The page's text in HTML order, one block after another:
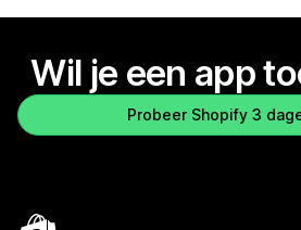
Wil je een app
Probeer Shopify 3